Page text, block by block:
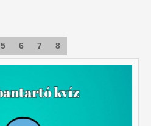
5 6 7 8